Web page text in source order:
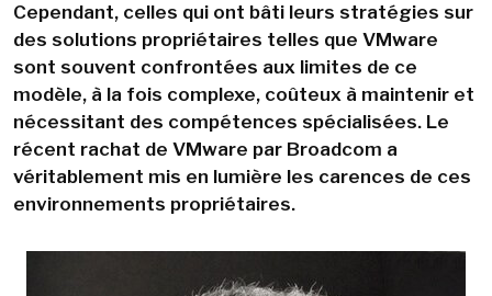
Cependant, celles qui ont bâti leurs stratégies sur
des solutions propriétaires telles que VMware
sont souvent confrontées aux limites de ce
modèle, à la fois complexe, coûteux à maintenir et
nécessitant des compétences spécialisées. Le
récent rachat de VMware par Broadcom a
véritablement mis en lumière les carences de ces
environnements propriétaires.